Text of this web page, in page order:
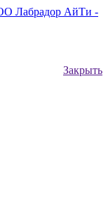
Закрыть